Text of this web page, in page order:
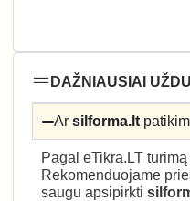
DAŽNIAUSIAI
Arsilforma.lt
Pagal eTikra.LT
Rekomenduojame
saugu apsipirkti